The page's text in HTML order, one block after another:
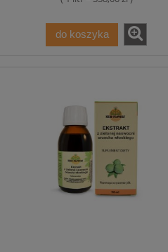
do koszyka